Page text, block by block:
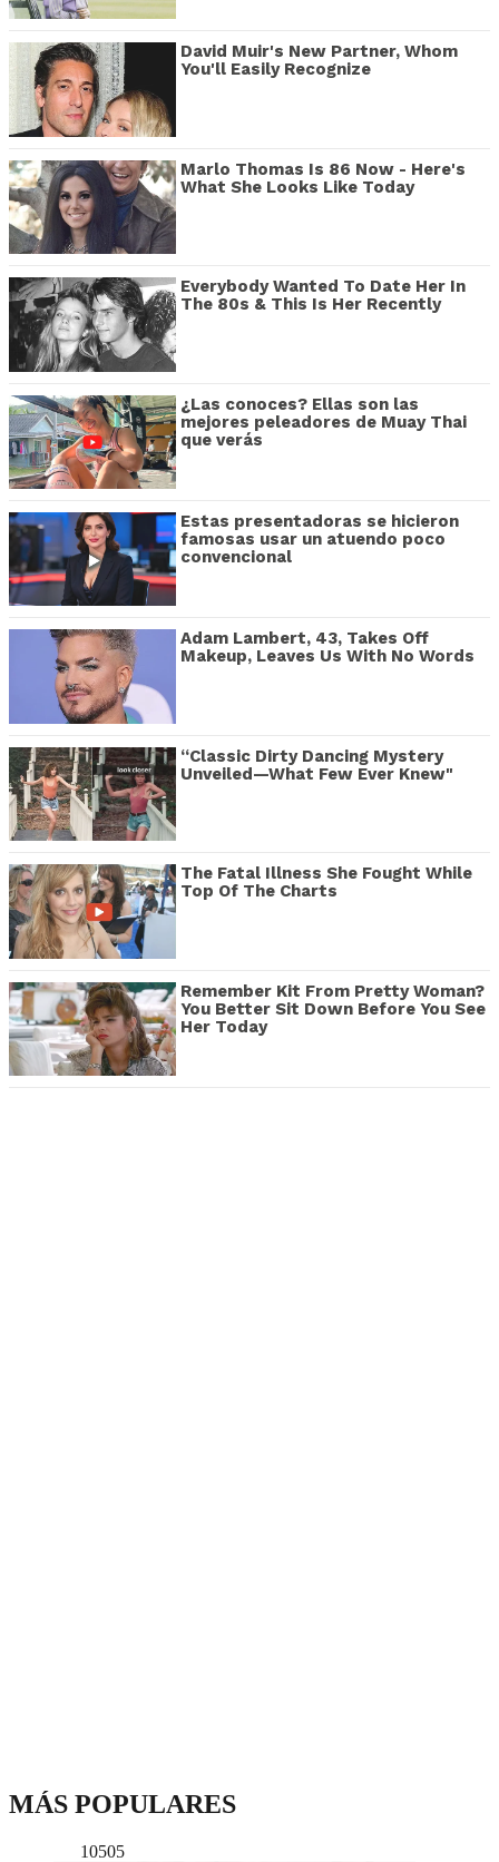
David Muir's New Partner, Whom
You'll Easily Recognize
Marlo Thomas Is 86 Now - Here's
What She Looks Like Today
Everybody Wanted To Date Her In
The 80s & This Is Her Recently
¿Las conoces? Ellas son las
mejores peleadores de Muay Thai
que verás
Estas presentadoras se hicieron
famosas usar un atuendo poco
convencional
Adam Lambert, 43, Takes Off
Makeup, Leaves Us With No Words
“Classic Dirty Dancing Mystery
Unveiled—What Few Ever Knew"
The Fatal Illness She Fought While
Top Of The Charts
Remember Kit From Pretty Woman?
You Better Sit Down Before You See
Her Today
MÁS POPULARES
10505